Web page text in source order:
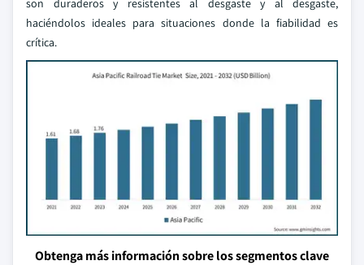
son duraderos y resistentes al desgaste y al desgaste,
haciéndolos ideales para situaciones donde la fiabilidad es
crítica.
Obtenga más información sobre los segmentos clave